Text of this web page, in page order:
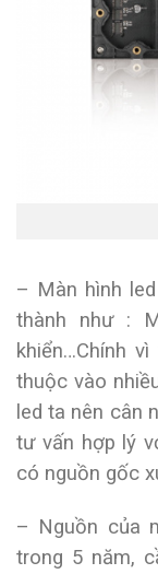
– Màn hình
thành như :
khiển…Chính
thuộc vào
led ta nên cân
tư vấn hợp lý
có nguồn gốc
– Nguồn của
trong 5 năm,